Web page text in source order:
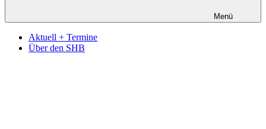
Menü
Aktuell + Termine
Über den SHB